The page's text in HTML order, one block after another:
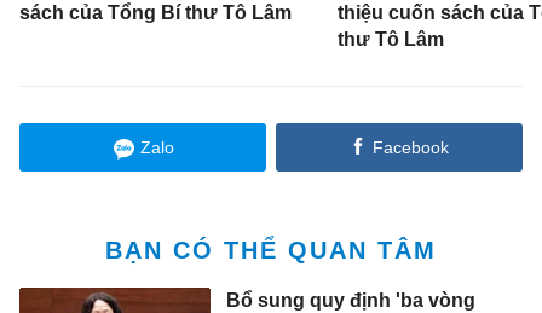
sách của Tổng Bí thư Tô Lâm
thiệu cuốn sách của
thư Tô Lâm
Zalo Facebook
BẠN CÓ THỂ QUAN TÂM
Bổ sung quy định 'ba vòng